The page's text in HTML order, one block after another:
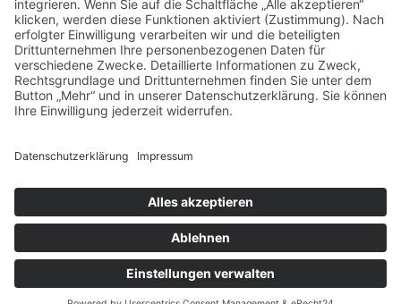
Wir freuen uns auf Ihren Besuch!
© 2026 HOME & GARDEN EVENT GmbHWarnhinweis.Datenschutz.
Impressum